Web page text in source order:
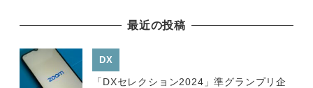
最近の投稿
DX
「DXセレクション2024」準グランプリ企